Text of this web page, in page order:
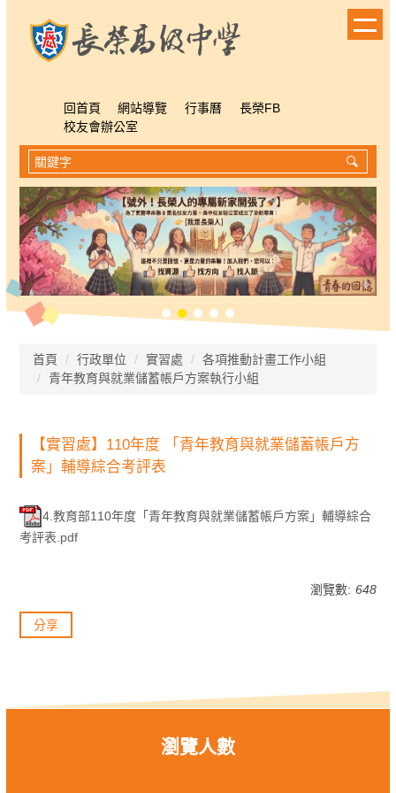
回首頁 網站導覽 行事曆
長榮FB
校友會辦公室
首頁 行政單位 實習處
各項推動計畫工作小組
青年教育與就業儲蓄帳戶方案執行小組
【實習處】110年度 「青年教育與就業儲蓄帳戶方
案」輔導綜合考評表
4.教育部110年度「青年教育與就業儲蓄帳戶方案」輔導綜合
考評表.pdf
瀏覽數: 648
分享
瀏覽人數